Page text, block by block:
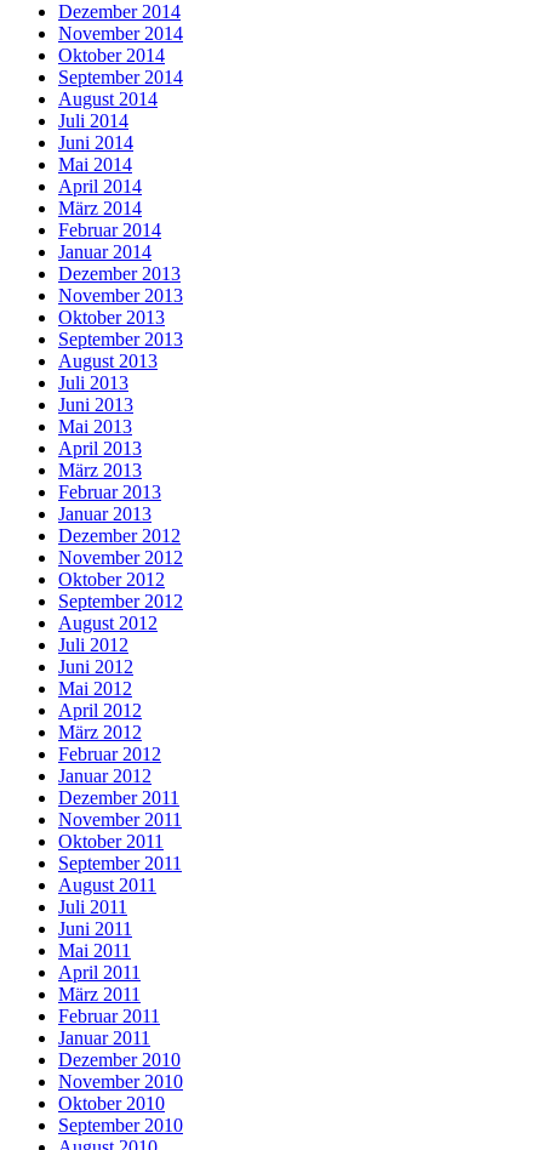
Dezember 2014
November 2014
Oktober 2014
September 2014
August 2014
Juli 2014
Juni 2014
Mai 2014
April 2014
März 2014
Februar 2014
Januar 2014
Dezember 2013
November 2013
Oktober 2013
September 2013
August 2013
Juli 2013
Juni 2013
Mai 2013
April 2013
März 2013
Februar 2013
Januar 2013
Dezember 2012
November 2012
Oktober 2012
September 2012
August 2012
Juli 2012
Juni 2012
Mai 2012
April 2012
März 2012
Februar 2012
Januar 2012
Dezember 2011
November 2011
Oktober 2011
September 2011
August 2011
Juli 2011
Juni 2011
Mai 2011
April 2011
März 2011
Februar 2011
Januar 2011
Dezember 2010
November 2010
Oktober 2010
September 2010